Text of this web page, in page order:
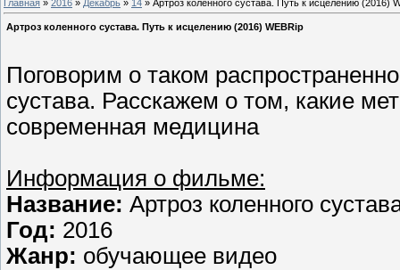
Главная » 2016 » Декабрь » 14 » Артроз коленного сустава. Путь к исцелению (2016)
Артроз коленного сустава. Путь к исцелению (2016) WEBRip
Поговорим о таком
сустава. Расскажем о том, какие
современная медицина
Информация о фильме:
Название: Артроз коленного
Год: 2016
Жанр: обучающее видео